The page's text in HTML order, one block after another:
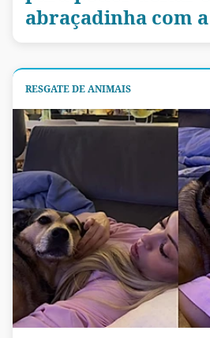
abraçadinha com
RESGATE DE ANIMAIS